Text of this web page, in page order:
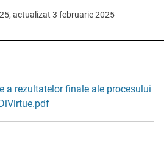
actualizat 3 februarie 2025
a rezultatelor finale ale procesului